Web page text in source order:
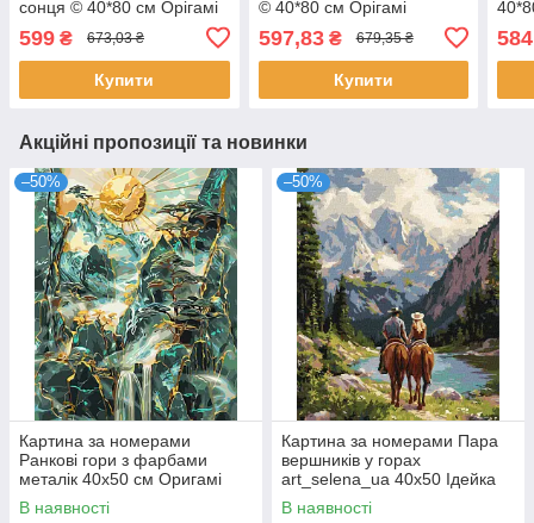
сонця © 40*80 см Орігамі
599 ₴ 673,03 ₴
Купити
© 40*80 см Орігамі
597,83₴ 679,35 ₴
Купити
Акційні пропозиції та новинки
–50%
Картина за номерами
Ранкові гори з фарбами
металік 40x50 см Оригамі
(LW3452)
В наявності
–50%
Картина за номерами Пара
вершників у горах
art_selena_ua 40х50 Ідейка
(KHO8710)
В наявності